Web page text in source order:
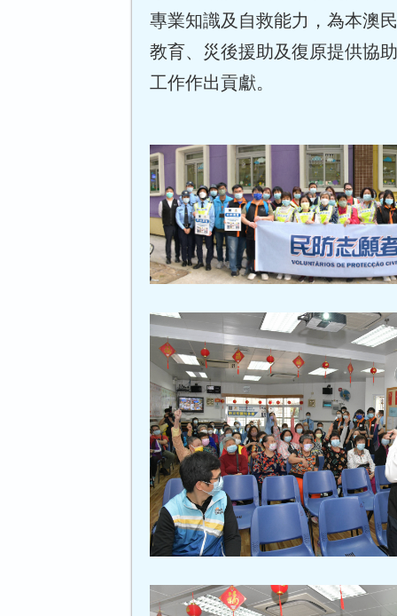
專業知識及自救能力，為本澳
教育、災後援助及復原提供協
工作作出貢獻。